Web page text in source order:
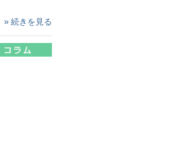
» 続きを見る